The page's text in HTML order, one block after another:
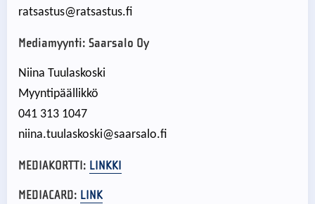
ratsastus@ratsastus.fi
Mediamyynti: Saarsalo Oy
Niina Tuulaskoski
Myyntipäällikkö
041 313 1047
niina.tuulaskoski@saarsalo.fi
MEDIAKORTTI: LINKKI
MEDIACARD: LINK